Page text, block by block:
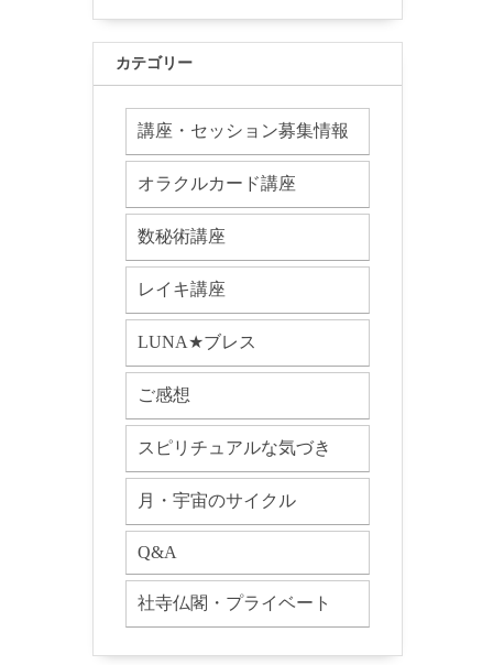
カテゴリー
講座・セッション募集情報
オラクルカード講座
数秘術講座
レイキ講座
LUNA★ブレス
ご感想
スピリチュアルな気づき
月・宇宙のサイクル
Q&A
社寺仏閣・プライベート